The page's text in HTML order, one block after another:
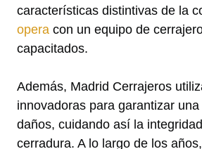
características distintivas de la
opera con un equipo de
capacitados.
Además, Madrid Cerrajeros
innovadoras para garantizar
daños, cuidando así la
cerradura. A lo largo de los